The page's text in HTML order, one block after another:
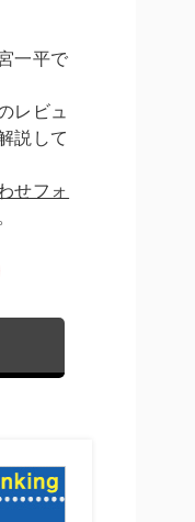
一平で
レビュ
説して
せフォ